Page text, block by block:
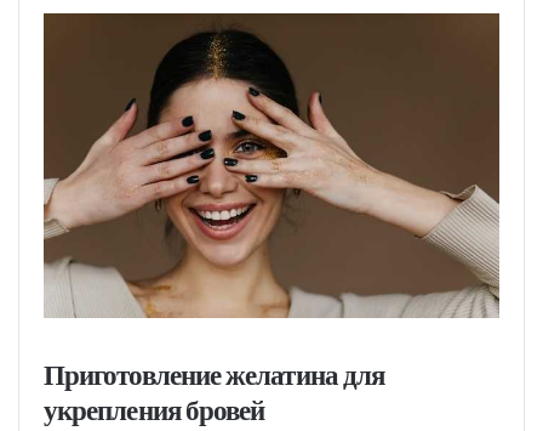
Приготовление желатина для
укрепления бровей